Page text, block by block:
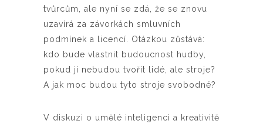
tvůrcům, ale nyní se zdá, že se znovu
uzavírá za závorkách smluvních
podmínek a licencí. Otázkou zůstává:
kdo bude vlastnit budoucnost hudby,
pokud ji nebudou tvořit lidé, ale stroje?
A jak moc budou tyto stroje svobodné?
V diskuzi o umělé inteligenci a kreativitě